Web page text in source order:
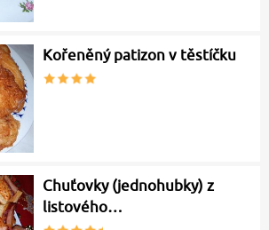
Kořeněný patizon v těstíčku
Chuťovky (jednohubky) z
listového…